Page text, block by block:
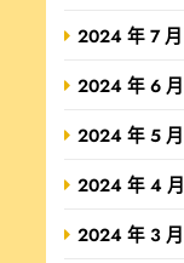
2024 年 7 月
2024 年 6 月
2024 年 5 月
2024 年 4 月
2024 年 3 月